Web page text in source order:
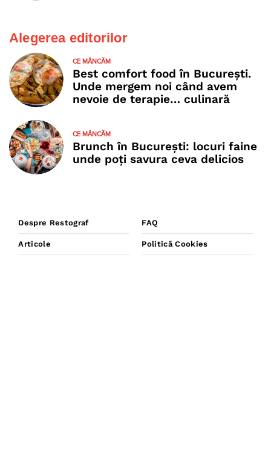
Alegerea editorilor
CE MÂNCĂM
Best comfort food în București.
Unde mergem noi când avem
nevoie de terapie… culinară
CE MÂNCĂM
Brunch în București: locuri faine
unde poţi savura ceva delicios
Despre Restograf
Articole
FAQ
Politică Cookies